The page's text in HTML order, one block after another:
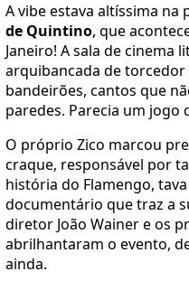
A vibe estava altíssima na
de Quintino, que
Janeiro! A sala de cinema
arquibancada de
bandeirões, cantos que
paredes. Parecia um jogo
O próprio Zico marcou
craque, responsável por
história do Flamengo,
documentário que traz a
diretor João Wainer e os
abrilhantaram o evento,
ainda.